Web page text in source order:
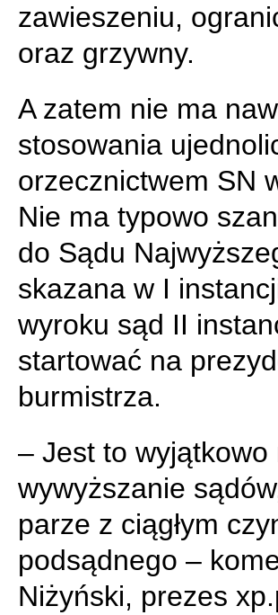
zawieszeniu,
oraz grzywny.
A zatem nie ma
stosowania
orzecznictwem SN
Nie ma typowo
do Sądu
skazana w I
wyroku sąd II
startować na
burmistrza.
– Jest to
wywyższanie
parze z ciągłym
podsądnego –
Niżyński, prezes